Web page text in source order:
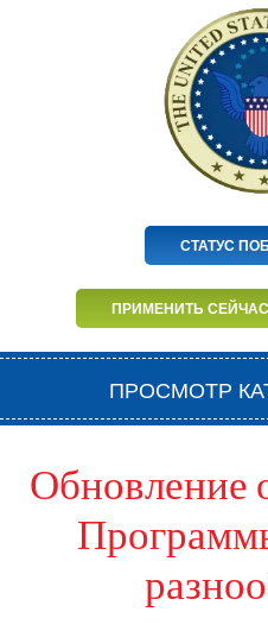
СТАТУС
ПРИМЕНИТЬ СЕЙЧАС
ПРОСМОТР
Обновление